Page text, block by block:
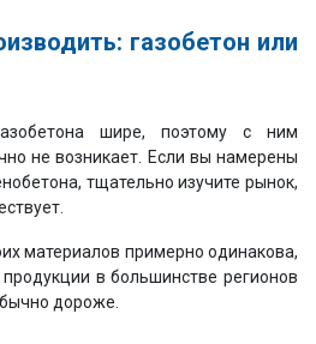
газобетон или
шире, поэтому с ним
не возникает. Если вы намерены
тщательно изучите рынок,
материалов примерно одинакова,
в большинстве регионов
дороже.